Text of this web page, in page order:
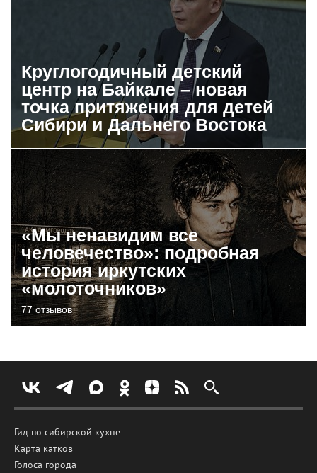
Круглогодичный детский
центр на Байкале – новая
точка притяжения для детей
Сибири и Дальнего Востока
«Мы ненавидим все
человечество»: подробная
история иркутских
«молоточников»
77 отзывов
Гид по сибирской кухне
Карта катков
Голоса города